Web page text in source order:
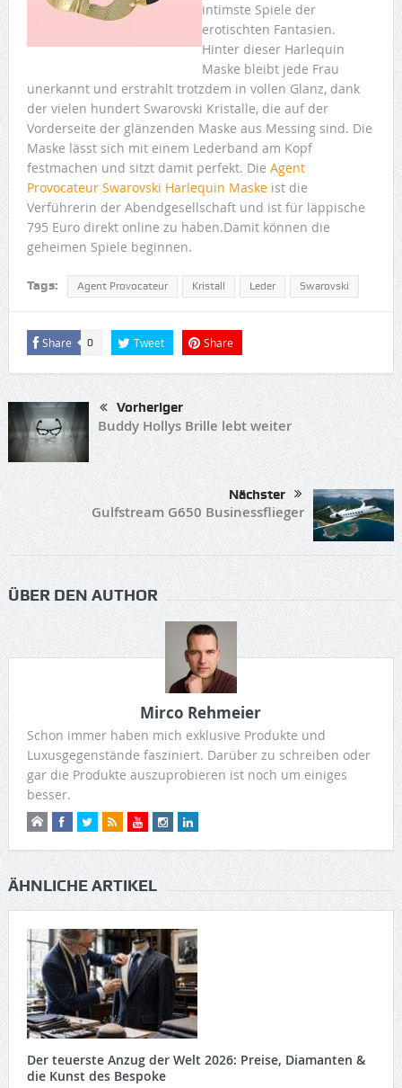
intimste Spiele der
erotischten Fantasien.
Hinter dieser Harlequin
Maske bleibt jede Frau
unerkannt und erstrahlt trotzdem in vollen Glanz, dank
der vielen hundert Swarovski Kristalle, die auf der
Vorderseite der glänzenden Maske aus Messing sind. Die
Maske lässt sich mit einem Lederband am Kopf
festmachen und sitzt damit perfekt. Die Agent
Provocateur Swarovski Harlequin Maskeist die
Verführerin der Abendgesellschaft und ist für läppische
795 Euro direkt online zu haben.Damit können die
geheimen Spiele beginnen.
Tags: Agent Provocateur Kristall Leder Swarovski
Share 0 Tweet Share
Vorheriger
Buddy Hollys Brille lebt weiter
Nächster
Gulfstream G650 Businessflieger
ÜBER DEN AUTHOR
Mirco Rehmeier
Schon immer haben mich exklusive Produkte und
Luxusgegenstände fasziniert. Darüber zu schreiben oder
gar die Produkte auszuprobieren ist noch um einiges
besser.
ÄHNLICHE ARTIKEL
Der teuerste Anzug der Welt 2026: Preise, Diamanten &
die Kunst des Bespoke